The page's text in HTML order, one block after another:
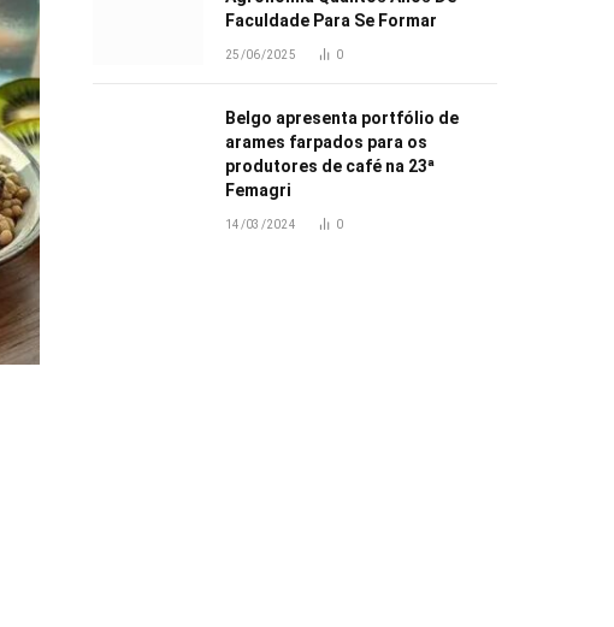
Faculdade Para Se Formar
25/06/2025 0
Belgo apresenta portfólio de
arames farpados para os
produtores de café na 23ª
Femagri
14/03/2024 0